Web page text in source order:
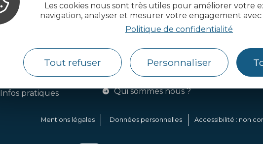
Les cookies nous sont très utiles pour améliorer votre
navigation, analyser et mesurer votre engagement
Politique de confidentialité
Tout refuser Personnaliser
Webcams
Brochures
Infos pratiques
Côtes d’Armor Destination
Agence de Développement
Touristique et d’Attractivité des Côtes
d’Armor.
Qui sommes nous ?
Mentions légales Données personnelles Accessibilité : non